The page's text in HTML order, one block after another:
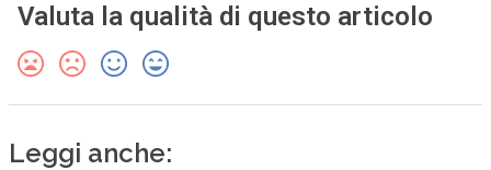
Valuta la qualità di questo articolo
Leggi anche: